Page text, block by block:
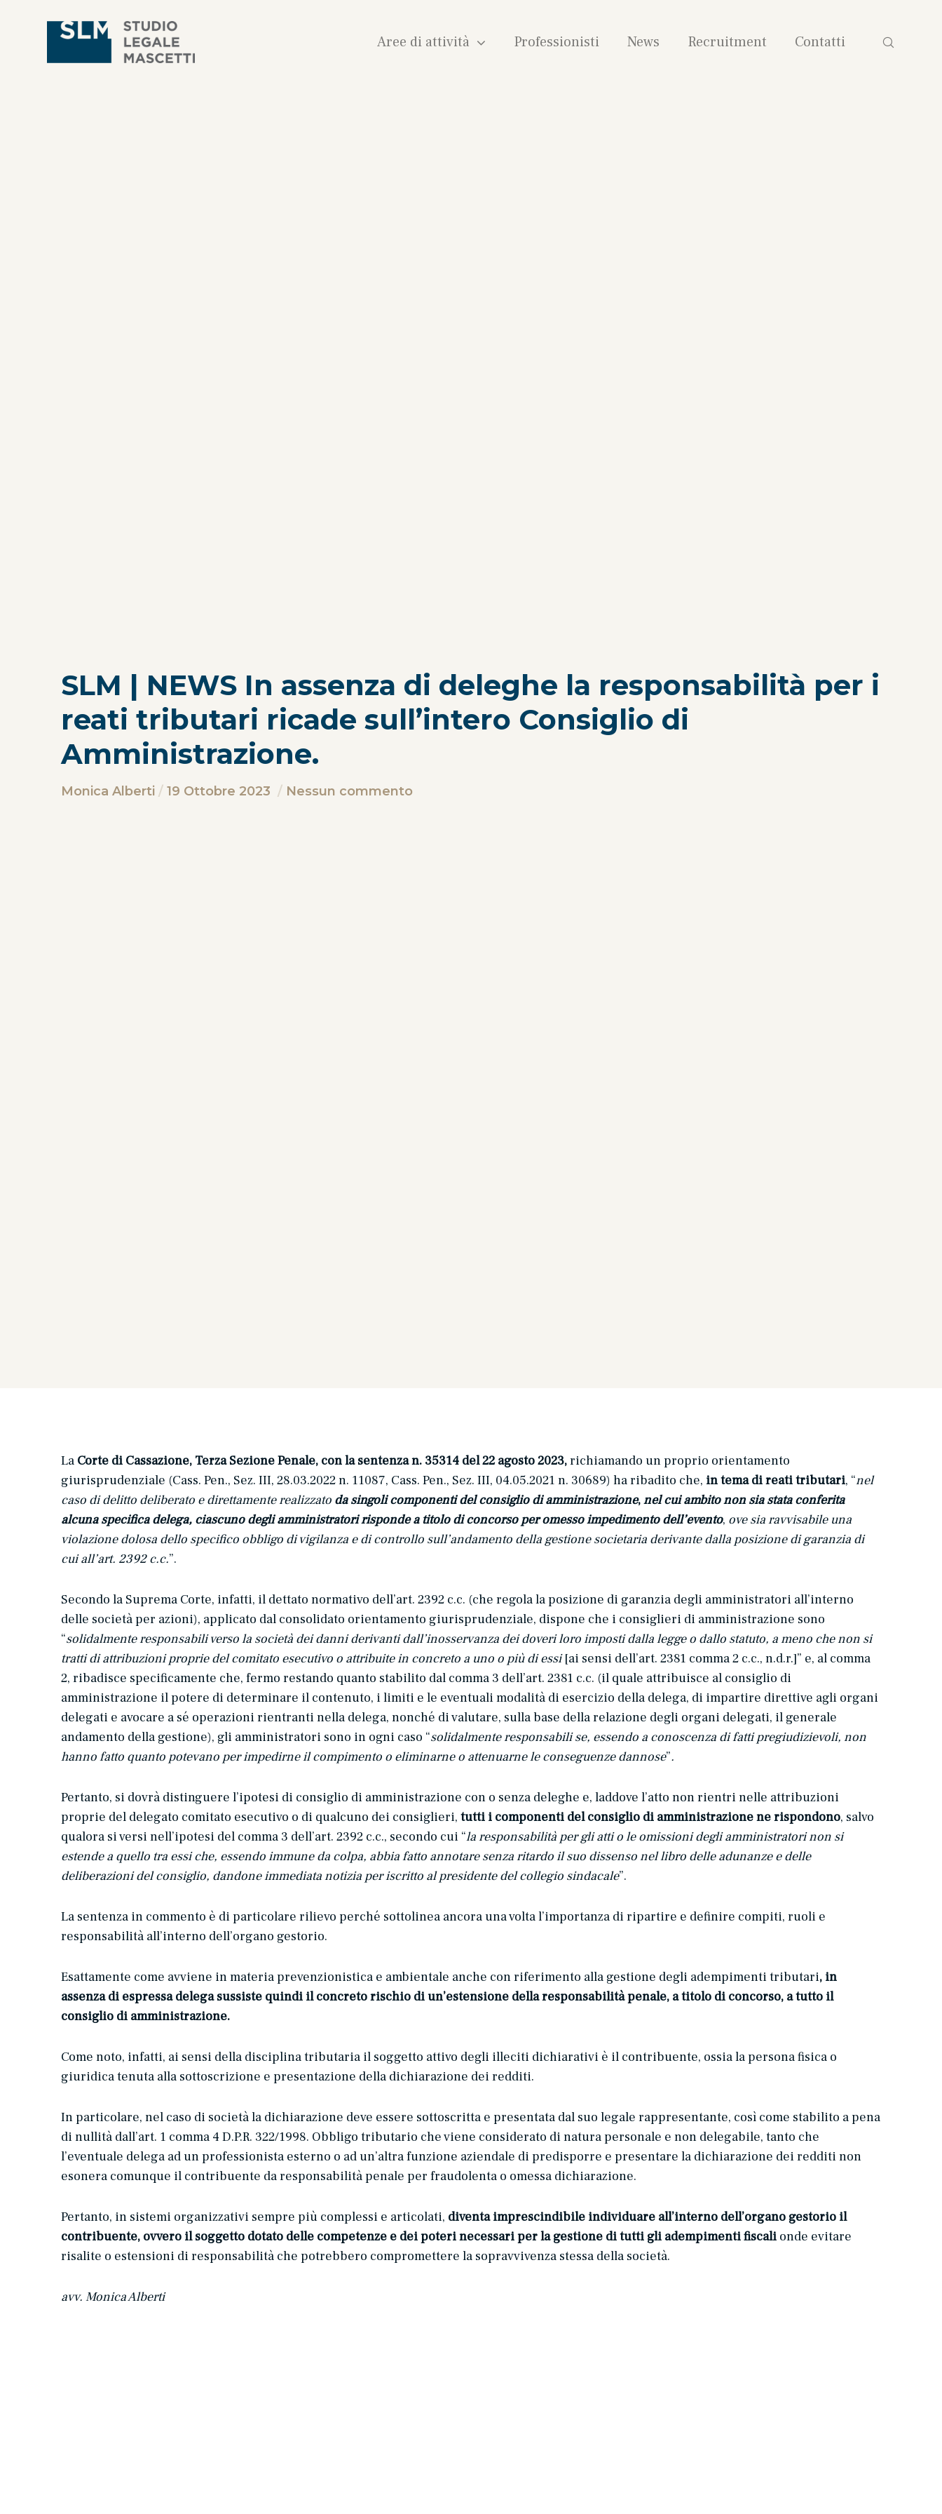
Aree di attività Professionisti News Recruitment Contatti
SLM | NEWS In assenza di deleghe la responsabilità per i
reati tributari ricade sull’intero Consiglio di
Amministrazione.
Monica Alberti 19 Ottobre 2023 Nessun commento
La Corte di Cassazione, Terza Sezione Penale, con la sentenza n. 35314 del 22 agosto 2023,richiamando un proprio orientamento
giurisprudenziale (Cass. Pen., Sez. III, 28.03.2022 n. 11087, Cass. Pen., Sez. III, 04.05.2021 n. 30689) ha ribadito che, in tema di reati tributari, “nel
caso di delitto deliberato e direttamente realizzato da singoli componenti del consiglio di amministrazione,nel cui ambito non sia stata conferita
alcuna specifica delega, ciascuno degli amministratori risponde a titolo di concorso per omesso impedimento dell’evento, ove sia ravvisabile una
violazione dolosa dello specifico obbligo di vigilanza e di controllo sull’andamento della gestione societaria derivante dalla posizione di garanzia di
cui all’art. 2392 c.c.”.
Secondo la Suprema Corte, infatti, il dettato normativo dell’art. 2392 c.c. (che regola la posizione di garanzia degli amministratori all’interno
delle società per azioni), applicato dal consolidato orientamento giurisprudenziale, dispone che i consiglieri di amministrazione sono
“solidalmente responsabili verso la società dei danni derivanti dall’inosservanza dei doveri loro imposti dalla legge o dallo statuto, a meno che non si
tratti di attribuzioni proprie del comitato esecutivo o attribuite in concreto a uno o più di essi[ai sensi dell’art. 2381 comma 2 c.c., n.d.r.]” e, al comma
2, ribadisce specificamente che, fermo restando quanto stabilito dal comma 3 dell’art. 2381 c.c. (il quale attribuisce al consiglio di
amministrazione il potere di determinare il contenuto, i limiti e le eventuali modalità di esercizio della delega, di impartire direttive agli organi
delegati e avocare a sé operazioni rientranti nella delega, nonché di valutare, sulla base della relazione degli organi delegati, il generale
andamento della gestione), gli amministratori sono in ogni caso “solidalmente responsabili se, essendo a conoscenza di fatti pregiudizievoli, non
hanno fatto quanto potevano per impedirne il compimento o eliminarne o attenuarne le conseguenze dannose”.
Pertanto, si dovrà distinguere l’ipotesi di consiglio di amministrazione con o senza deleghe e, laddove l’atto non rientri nelle attribuzioni
proprie del delegato comitato esecutivo o di qualcuno dei consiglieri, tutti i componenti del consiglio di amministrazione ne rispondono, salvo
qualora si versi nell’ipotesi del comma 3 dell’art. 2392 c.c., secondo cui “la responsabilità per gli atti o le omissioni degli amministratori non si
estende a quello tra essi che, essendo immune da colpa, abbia fatto annotare senza ritardo il suo dissenso nel libro delle adunanze e delle
deliberazioni del consiglio, dandone immediata notizia per iscritto al presidente del collegio sindacale”.
La sentenza in commento è di particolare rilievo perché sottolinea ancora una volta l’importanza di ripartire e definire compiti, ruoli e
responsabilità all’interno dell’organo gestorio.
Esattamente come avviene in materia prevenzionistica e ambientale anche con riferimento alla gestione degli adempimenti tributari, in
assenza di espressa delega sussiste quindi il concreto rischio di un’estensione della responsabilità penale, a titolo di concorso, a tutto il
consiglio di amministrazione.
Come noto, infatti, ai sensi della disciplina tributaria il soggetto attivo degli illeciti dichiarativi è il contribuente, ossia la persona fisica o
giuridica tenuta alla sottoscrizione e presentazione della dichiarazione dei redditi.
In particolare, nel caso di società la dichiarazione deve essere sottoscritta e presentata dal suo legale rappresentante, così come stabilito a pena
di nullità dall’art. 1 comma 4 D.P.R. 322/1998. Obbligo tributario che viene considerato di natura personale e non delegabile, tanto che
l’eventuale delega ad un professionista esterno o ad un’altra funzione aziendale di predisporre e presentare la dichiarazione dei redditi non
esonera comunque il contribuente da responsabilità penale per fraudolenta o omessa dichiarazione.
Pertanto, in sistemi organizzativi sempre più complessi e articolati, diventa imprescindibile individuare all’interno dell’organo gestorio il
contribuente, ovvero il soggetto dotato delle competenze e dei poteri necessari per la gestione di tutti gli adempimenti fiscali onde evitare
risalite o estensioni di responsabilità che potrebbero compromettere la sopravvivenza stessa della società.
avv. Monica Alberti